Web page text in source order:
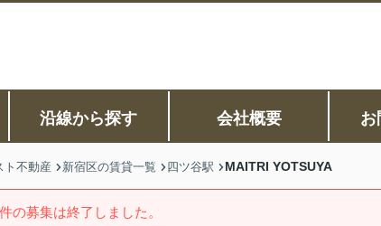
沿線から探す 会社概要 お
ト不動産 新宿区の賃貸一覧 四ツ谷駅 MAITRI YOTSUYA
の募集は終了しました。